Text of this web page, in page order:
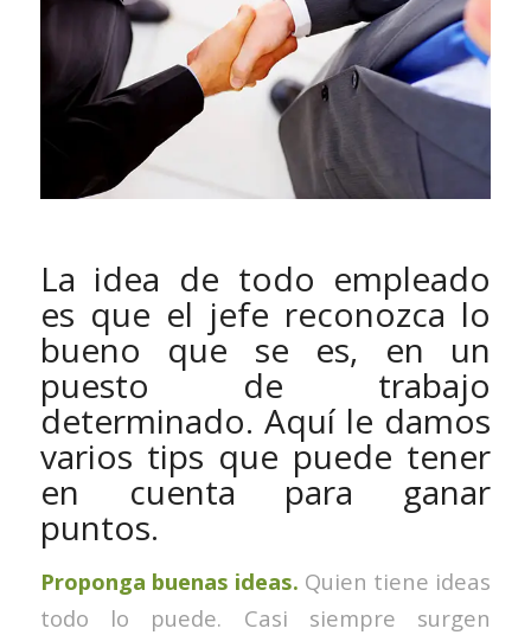
La idea de todo empleado
es que el jefe reconozca lo
bueno que se es, en un
puesto de trabajo
determinado. Aquí le damos
varios tips que puede tener
en cuenta para ganar
puntos.
Proponga buenas ideas. Quien tiene ideas
todo lo puede. Casi siempre surgen